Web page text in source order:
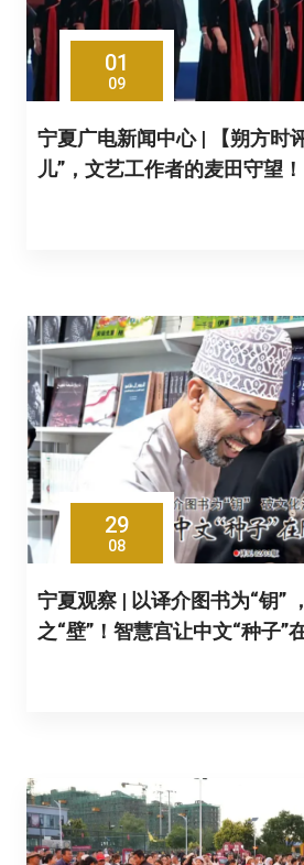
01
09
宁夏广电新闻中心 | 【朔方时
儿”，文艺工作者的麦田守望！
29
08
宁夏观察 | 以译介图书为“钥”
之“壁”！智慧宫让中文“种子”